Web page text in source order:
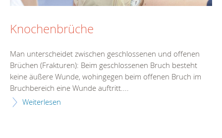
Knochenbrüche
Man unterscheidet zwischen geschlossenen und offenen
Brüchen (Frakturen): Beim geschlossenen Bruch besteht
keine äußere Wunde, wohingegen beim offenen Bruch im
Bruchbereich eine Wunde auftritt....
Weiterlesen